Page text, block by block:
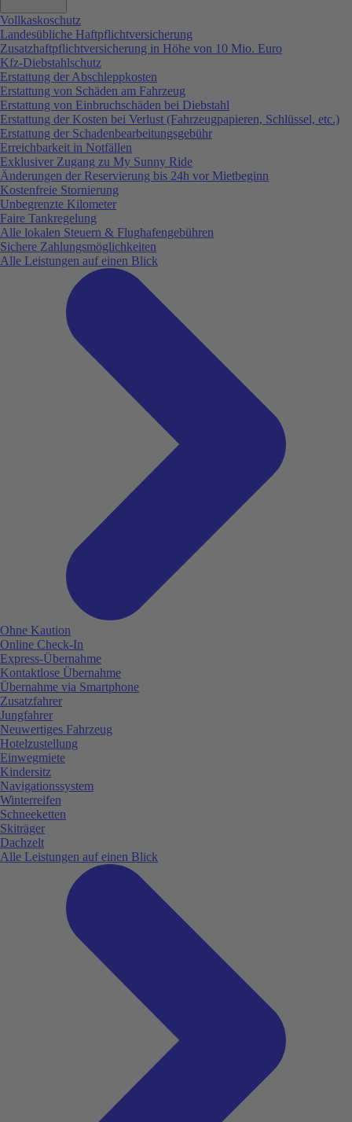
Vollkaskoschutz
Landesübliche Haftpflichtversicherung
Zusatzhaftpflichtversicherung in Höhe von 10 Mio. Euro
Kfz-Diebstahlschutz
Erstattung der Abschleppkosten
Erstattung von Schäden am Fahrzeug
Erstattung von Einbruchschäden bei Diebstahl
Erstattung der Kosten bei Verlust (Fahrzeugpapieren, Schlüssel, etc.)
Erstattung der Schadenbearbeitungsgebühr
Erreichbarkeit in Notfällen
Exklusiver Zugang zu My Sunny Ride
Änderungen der Reservierung bis 24h vor Mietbeginn
Kostenfreie Stornierung
Unbegrenzte Kilometer
Faire Tankregelung
Alle lokalen Steuern & Flughafengebühren
Sichere Zahlungsmöglichkeiten
Alle Leistungen auf einen Blick
Ohne Kaution
Online Check-In
Express-Übernahme
Kontaktlose Übernahme
Übernahme via Smartphone
Zusatzfahrer
Jungfahrer
Neuwertiges Fahrzeug
Hotelzustellung
Einwegmiete
Kindersitz
Navigationssystem
Winterreifen
Schneeketten
Skiträger
Dachzelt
Alle Leistungen auf einen Blick